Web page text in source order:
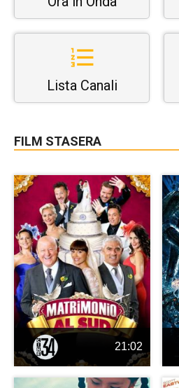
Lista Canali
FILM STASERA
21:02